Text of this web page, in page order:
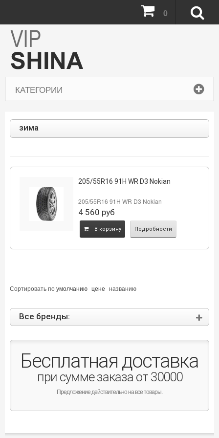
КАТЕГОРИИ
0
зима
205/55R16 91H WR D3 Nokian
205/55R16 91H WR D3 Nokian
4 560 руб
B корзину Подробности
Сортировать поумолчанию цене названию
Все бренды:
Бесплатная доставка
при сумме заказа от 30000
Предложение действительно на все товары.